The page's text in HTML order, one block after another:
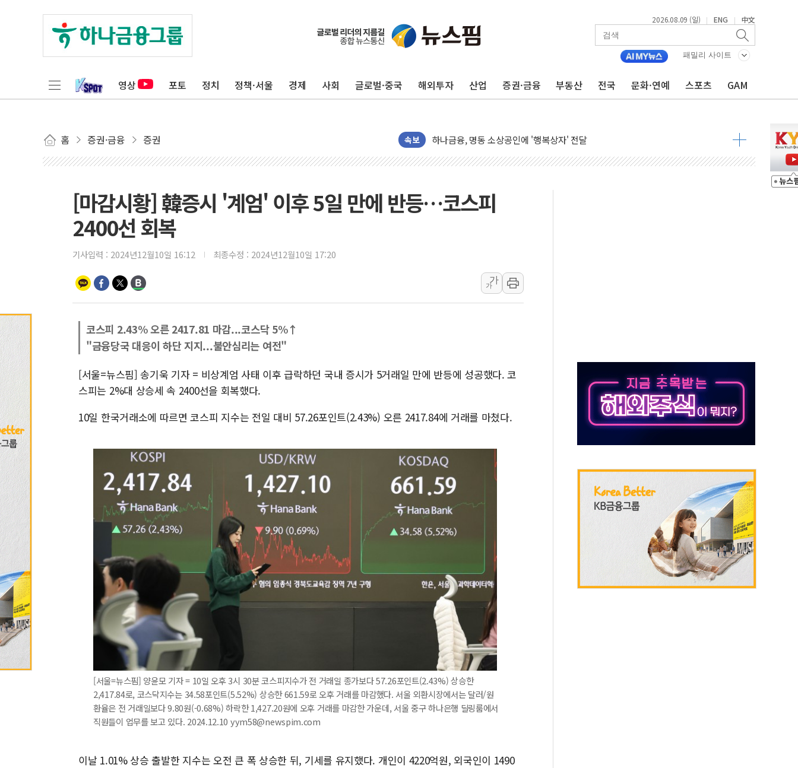
2026.08.09 (일) | ENG | 中文
패밀리 사이트
영상 포토 정치 정책·서울 경제 사회 글로벌·중국 해외투자 산업 증권·금융 부동산 전국 문화·연예 스포츠 GAM
홈 증권·금융 증권 속보
김민석, 강원·대구·경북 경선서 정청래에 승리…金 48.54% vs 鄭 44.40%
[속보] 민주, 강원·대구·경북 경선 결과...김민석 48.54% 정청래 44.40%
[속보] 민주, 경북 경선 결과 발표...김민석 47.37% 정청래 45.71% 송영길 6.92%
[속보] 민주, 강원 경선 결과 발표...김민석 50.30% 정청래 41.94% 송영길 7.76%
정재헌 CEO, SKT 장기고객 400명 맞이…"마음 잇는 시간 되길"
하나금융, 명동 소상공인에 '행복상자' 전달
인천시 광복절 현수막 '태극기 거꾸로' 논란…이틀만에 철거
홈플러스發 대형마트 판매, 역대 최대폭 감소한 9.4%↓…유통업계 양극화 심화
윤준병·이해민 의원, '정부 특사'로 콜롬비아 대통령 취임식 참석
현대그린푸드 '텍사스로드하우스' 잠실점, 직장인 핫플레이스로 부상
與 "세제개편안 8월 말 당정 조율 완료…초고가·비거주 1주택 등 여론 수렴"
[마감시황] 韓증시 '계엄' 이후 5일 만에 반등…코스피
2400선 회복
기사입력 : 2024년12월10일 16:12 최종수정 : 2024년12월10일 17:20
가
가
코스피 2.43% 오른 2417.81 마감...코스닥 5%↑
"금융당국 대응이 하단 지지...불안심리는 여전"
[서울=뉴스핌] 송기욱 기자 = 비상계엄 사태 이후 급락하던 국내 증시가 5거래일 만에 반등에 성공했다. 코
스피는 2%대 상승세 속 2400선을 회복했다.
10일 한국거래소에 따르면 코스피 지수는 전일 대비 57.26포인트(2.43%) 오른 2417.84에 거래를 마쳤다.
[서울=뉴스핌] 양윤모 기자 = 10일 오후 3시 30분 코스피지수가 전 거래일 종가보다 57.26포인트(2.43%) 상승한
2,417.84로, 코스닥지수는 34.58포인트(5.52%) 상승한 661.59로 오후 거래를 마감했다. 서울 외환시장에서는 달러/원
환율은 전 거래일보다 9.80원(-0.68%) 하락한 1,427.20원에 오후 거래를 마감한 가운데, 서울 중구 하나은행 딜링룸에서
직원들이 업무를 보고 있다. 2024.12.10 yym58@newspim.com
이날 1.01% 상승 출발한 지수는 오전 큰 폭 상승한 뒤, 기세를 유지했다. 개인이 4220억원, 외국인이 1490